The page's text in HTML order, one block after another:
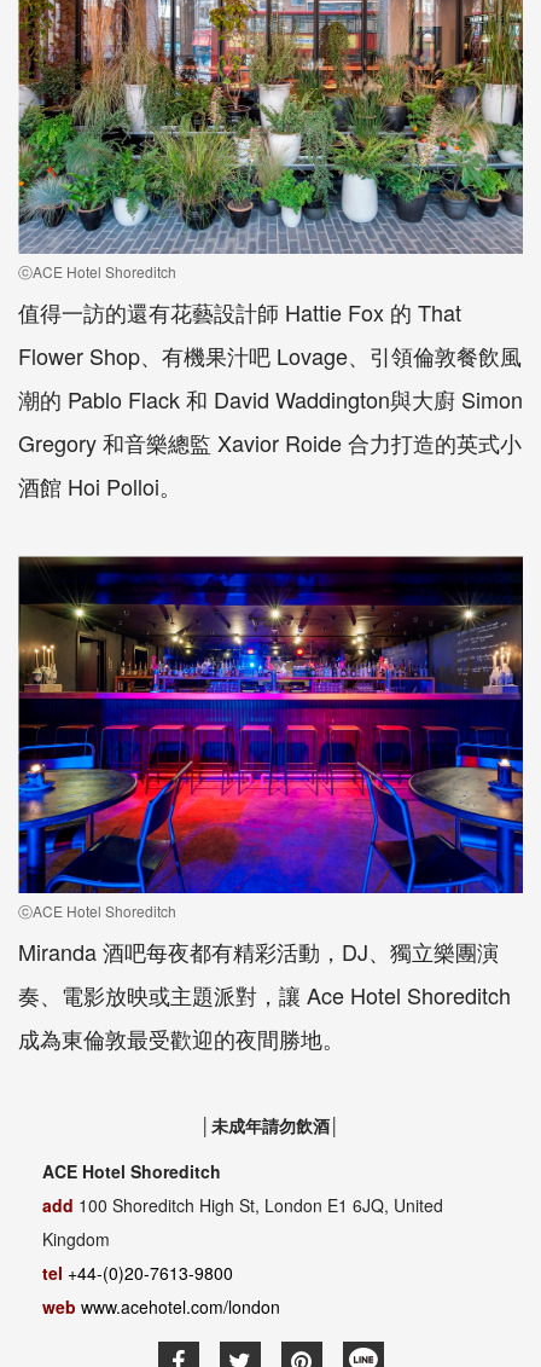
ⓒACE Hotel Shoreditch
值得一訪的還有花藝設計師 Hattie Fox 的 That
Flower Shop、有機果汁吧 Lovage、引領倫敦餐飲風
潮的 Pablo Flack 和 David Waddington與大廚 Simon
Gregory 和音樂總監 Xavior Roide 合力打造的英式小
酒館 Hoi Polloi。
ⓒACE Hotel Shoreditch
Miranda 酒吧每夜都有精彩活動，DJ、獨立樂團演
奏、電影放映或主題派對，讓 Ace Hotel Shoreditch
成為東倫敦最受歡迎的夜間勝地。
│未成年請勿飲酒│
ACE Hotel Shoreditch
add 100 Shoreditch High St, London E1 6JQ, United
Kingdom
tel +44-(0)20-7613-9800
web www.acehotel.com/london